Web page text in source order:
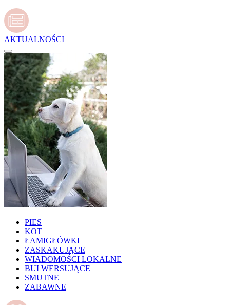
AKTUALNOŚCI
PIES
KOT
ŁAMIGŁÓWKI
ZASKAKUJĄCE
WIADOMOŚCI LOKALNE
BULWERSUJĄCE
SMUTNE
ZABAWNE